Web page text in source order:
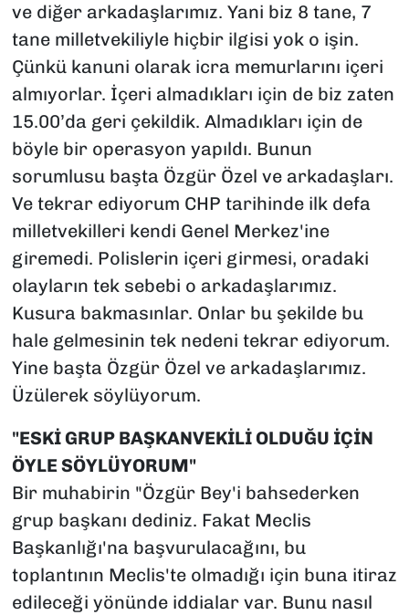
ve diğer arkadaşlarımız. Yani biz 8 tane, 7
tane milletvekiliyle hiçbir ilgisi yok o işin.
Çünkü kanuni olarak icra memurlarını içeri
almıyorlar. İçeri almadıkları için de biz zaten
15.00’da geri çekildik. Almadıkları için de
böyle bir operasyon yapıldı. Bunun
sorumlusu başta Özgür Özel ve arkadaşları.
Ve tekrar ediyorum CHP tarihinde ilk defa
milletvekilleri kendi Genel Merkez'ine
giremedi. Polislerin içeri girmesi, oradaki
olayların tek sebebi o arkadaşlarımız.
Kusura bakmasınlar. Onlar bu şekilde bu
hale gelmesinin tek nedeni tekrar ediyorum.
Yine başta Özgür Özel ve arkadaşlarımız.
Üzülerek söylüyorum.
"ESKİ GRUP BAŞKANVEKİLİ OLDUĞU İÇİN
ÖYLE SÖYLÜYORUM"
Bir muhabirin "Özgür Bey'i bahsederken
grup başkanı dediniz. Fakat Meclis
Başkanlığı'na başvurulacağını, bu
toplantının Meclis'te olmadığı için buna itiraz
edileceği yönünde iddialar var. Bunu nasıl